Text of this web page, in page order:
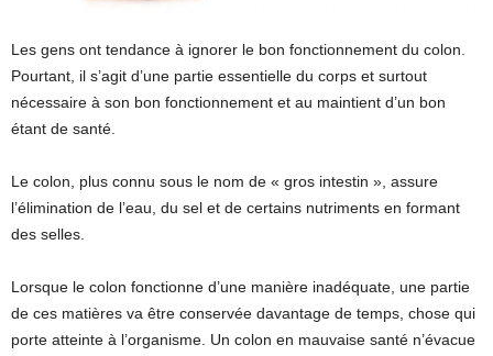
Les gens ont tendance à ignorer le bon fonctionnement du colon.
Pourtant, il s’agit d’une partie essentielle du corps et surtout
nécessaire à son bon fonctionnement et au maintient d’un bon
étant de santé.
Le colon, plus connu sous le nom de « gros intestin », assure
l’élimination de l’eau, du sel et de certains nutriments en formant
des selles.
Lorsque le colon fonctionne d’une manière inadéquate, une partie
de ces matières va être conservée davantage de temps, chose qui
porte atteinte à l’organisme. Un colon en mauvaise santé n’évacue